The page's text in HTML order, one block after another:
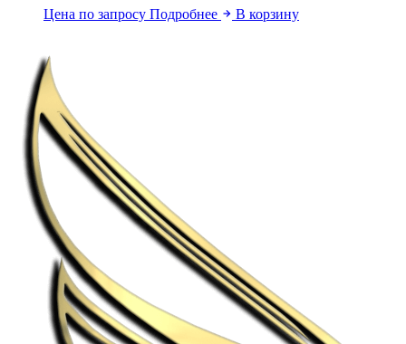
Цена по запросу Подробнее В корзину